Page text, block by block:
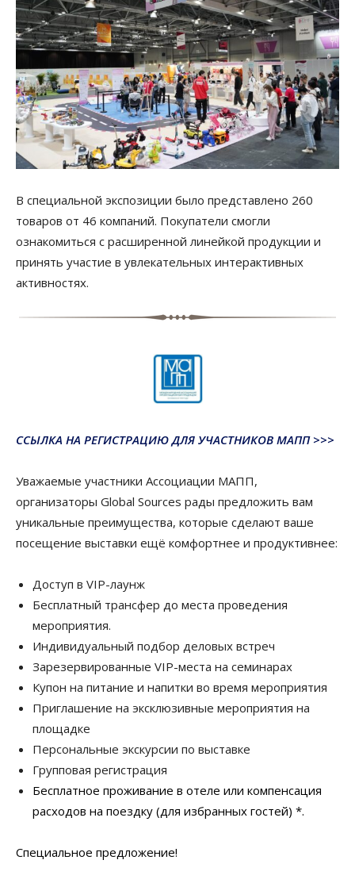
В специальной экспозиции было представлено 260
товаров от 46 компаний. Покупатели смогли
ознакомиться с расширенной линейкой продукции и
принять участие в увлекательных интерактивных
активностях.
ССЫЛКА НА РЕГИСТРАЦИЮ ДЛЯ УЧАСТНИКОВ МАПП >>>
Уважаемые участники Ассоциации МАПП,
организаторы Global Sources рады предложить вам
уникальные преимущества, которые сделают ваше
посещение выставки ещё комфортнее и продуктивнее:
Доступ в VIP-лаунж
Бесплатный трансфер до места проведения
мероприятия.
Индивидуальный подбор деловых встреч
Зарезервированные VIP-места на семинарах
Купон на питание и напитки во время мероприятия
Приглашение на эксклюзивные мероприятия на
площадке
Персональные экскурсии по выставке
Групповая регистрация
Бесплатное проживание в отеле или компенсация
расходов на поездку (для избранных гостей) *.
Специальное предложение!